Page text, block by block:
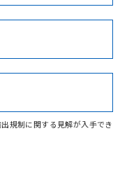
Cd Cr(VI)
あります。
No No
証/適合状況ページへ
からご検索ください
規制に関する見解が入手でき
ておりま